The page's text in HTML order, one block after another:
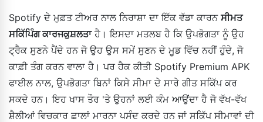
Spotify ਦੇ ਮੁਫ਼ਤ ਟੀਅਰ ਨਾਲ ਨਿਰਾਸ਼ਾ ਦਾ ਇੱਕ ਵੱਡਾ ਕਾਰਨ ਸੀਮਤ
ਸਕਿੱਪਿੰਗ ਕਾਰਜਕੁਸ਼ਲਤਾਹੈ। ਇਸਦਾ ਮਤਲਬ ਹੈ ਕਿ ਉਪਭੋਗਤਾ ਨੂੰ ਉਹ
ਟ੍ਰੈਕ ਸੁਣਨੇ ਪੈਂਦੇ ਹਨ ਜੋ ਉਹ ਉਸ ਸਮੇਂ ਸੁਣਨ ਦੇ ਮੂਡ ਵਿੱਚ ਨਹੀਂ ਹੁੰਦੇ, ਜੋ
ਕਾਫ਼ੀ ਤੰਗ ਕਰਨ ਵਾਲਾ ਹੈ। ਪਰ ਹੈਕ ਕੀਤੀ Spotify Premium APK
ਫਾਈਲ ਨਾਲ, ਉਪਭੋਗਤਾ ਬਿਨਾਂ ਕਿਸੇ ਸੀਮਾ ਦੇ ਸਾਰੇ ਗੀਤ ਸਕਿੱਪ ਕਰ
ਸਕਦੇ ਹਨ। ਇਹ ਖਾਸ ਤੌਰ 'ਤੇ ਉਹਨਾਂ ਲਈ ਕੰਮ ਆਉਂਦਾ ਹੈ ਜੋ ਵੱਖ-ਵੱਖ
ਸ਼ੈਲੀਆਂ ਵਿਚਕਾਰ ਛਾਲਾਂ ਮਾਰਨਾ ਪਸੰਦ ਕਰਦੇ ਹਨ ਜਾਂ ਸਕਿੱਪ ਸੀਮਾਵਾਂ ਦੀ